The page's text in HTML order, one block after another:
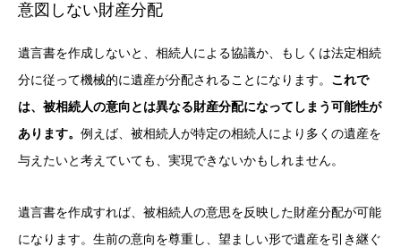
意図しない財産分配
遺言書を作成しないと、相続人による協議か、もしくは法定相続
分に従って機械的に遺産が分配されることになります。 これで
は、被相続人の意向とは異なる財産分配になってしまう可能性が
あります。 例えば、被相続人が特定の相続人により多くの遺産を
与えたいと考えていても、実現できないかもしれません。
遺言書を作成すれば、被相続人の意思を反映した財産分配が可能
になります。生前の意向を尊重し、望ましい形で遺産を引き継ぐ